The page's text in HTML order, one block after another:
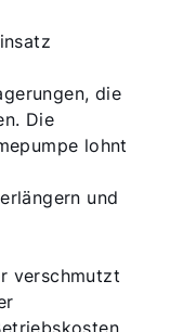
die
Die
lohnt
und
verschmutzt